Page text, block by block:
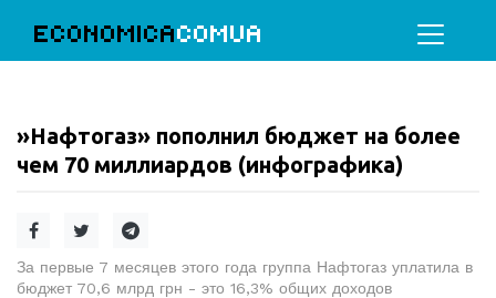
ECONOMICACOMUA
»Нафтогаз» пополнил бюджет на более
чем 70 миллиардов (инфографика)
За первые 7 месяцев этого года группа Нафтогаз уплатила в
бюджет 70,6 млрд грн - это 16,3% общих доходов